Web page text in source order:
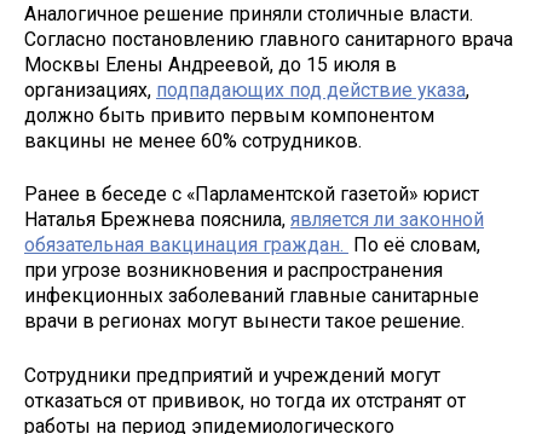
Аналогичное решение приняли столичные власти.
Согласно постановлению главного санитарного врача
Москвы Елены Андреевой, до 15 июля в
организациях, подпадающих под действие указа,
должно быть привито первым компонентом
вакцины не менее 60% сотрудников.
Ранее в беседе с «Парламентской газетой» юрист
Наталья Брежнева пояснила, является ли законной
обязательная вакцинация граждан.
По её словам,
при угрозе возникновения и распространения
инфекционных заболеваний главные санитарные
врачи в регионах могут вынести такое решение.
Сотрудники предприятий и учреждений могут
отказаться от прививок, но тогда их отстранят от
работы на период эпидемиологического